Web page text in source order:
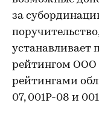
за
рейтингом ООО
рейтингами
07, 001P-08 и